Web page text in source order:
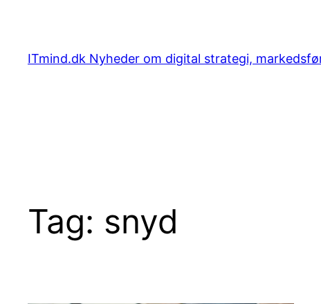
indhold
ITmind.dk Nyheder om digital strategi,
Tag: snyd